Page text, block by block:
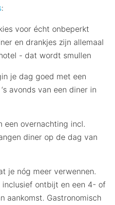
:
voor écht onbeperkt
en drankjes zijn allemaal
- dat wordt smullen
je dag goed met een
avonds van een diner in
een overnachting incl.
diner op de dag van
je nóg meer verwennen.
inclusief ontbijt en een 4- of
aankomst. Gastronomisch